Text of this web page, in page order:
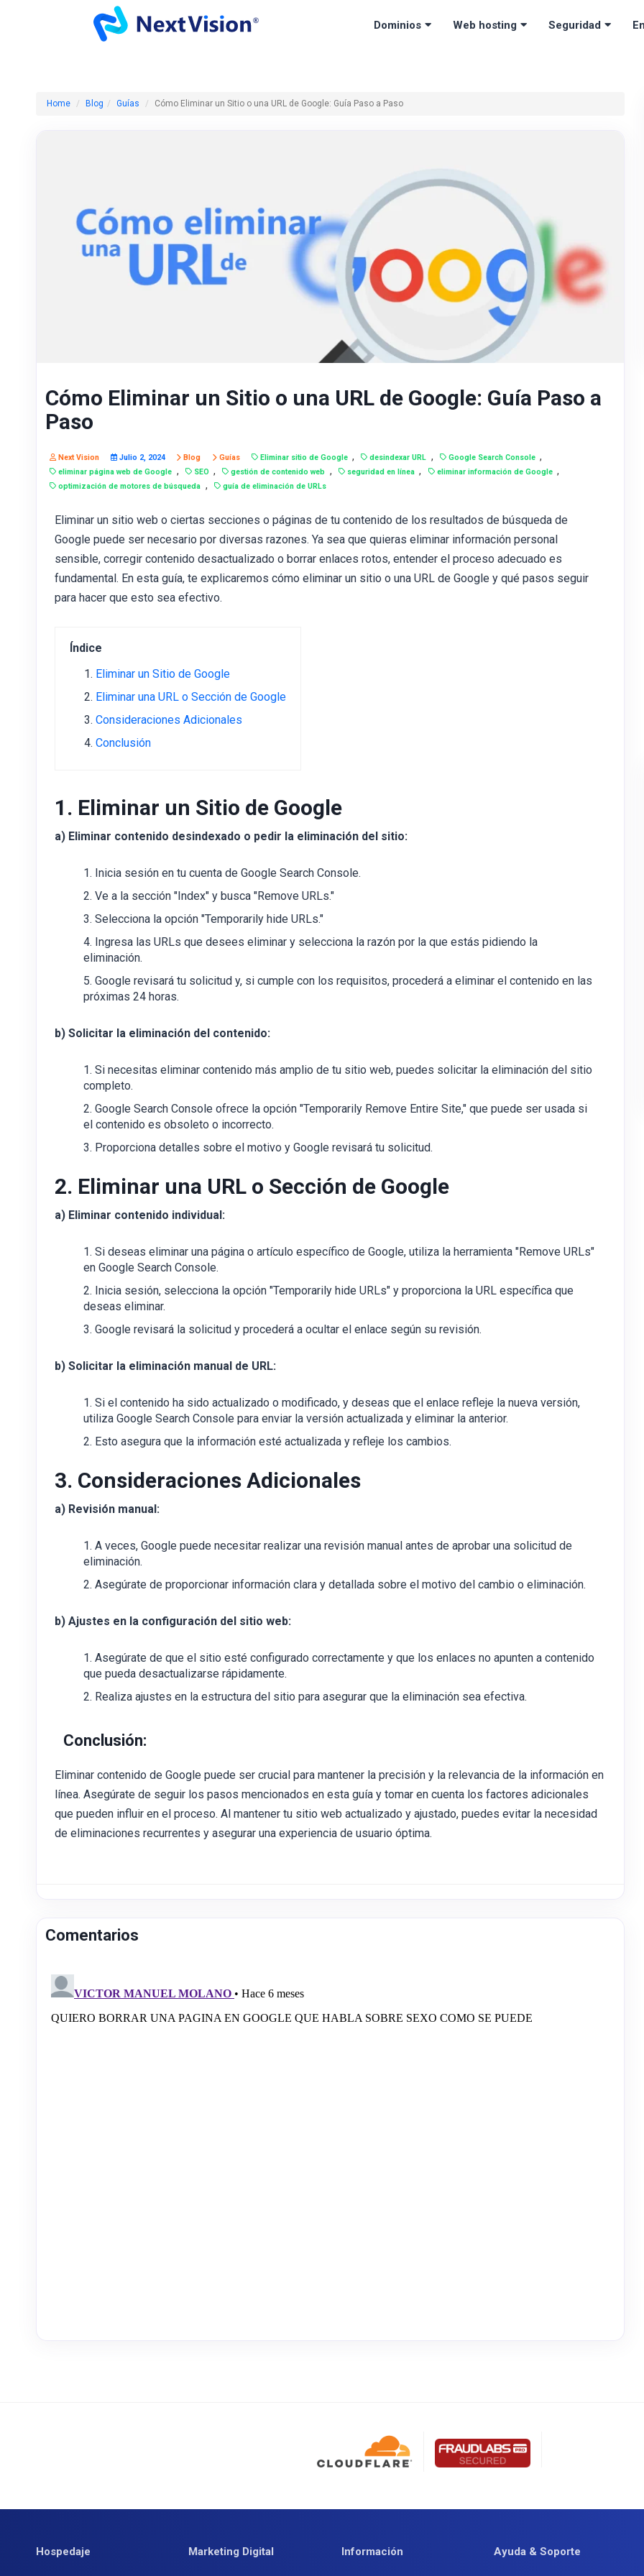
Dominios Web hosting Seguridad
Home Blog Guías Cómo Eliminar un Sitio o una URL de Google: Guía Paso a Paso
Cómo Eliminar un Sitio o una URL de Google: Guía Paso a
Paso
Next Vision Julio 2, 2024 Blog Guías Eliminar sitio de Google , desindexar URL , Google Search Console ,
eliminar página web de Google , SEO , gestión de contenido web , seguridad en línea , eliminar información de Google ,
optimización de motores de búsqueda , guía de eliminación de URLs
Eliminar un sitio web o ciertas secciones o páginas de tu contenido de los resultados de búsqueda de
Google puede ser necesario por diversas razones. Ya sea que quieras eliminar información personal
sensible, corregir contenido desactualizado o borrar enlaces rotos, entender el proceso adecuado es
fundamental. En esta guía, te explicaremos cómo eliminar un sitio o una URL de Google y qué pasos seguir
para hacer que esto sea efectivo.
Índice
Eliminar un Sitio de Google
Eliminar una URL o Sección de Google
Consideraciones Adicionales
Conclusión
1. Eliminar un Sitio de Google
a) Eliminar contenido desindexado o pedir la eliminación del sitio:
Inicia sesión en tu cuenta de Google Search Console.
Ve a la sección "Index" y busca "Remove URLs."
Selecciona la opción "Temporarily hide URLs."
Ingresa las URLs que desees eliminar y selecciona la razón por la que estás pidiendo la
eliminación.
Google revisará tu solicitud y, si cumple con los requisitos, procederá a eliminar el contenido en las
próximas 24 horas.
b) Solicitar la eliminación del contenido:
Si necesitas eliminar contenido más amplio de tu sitio web, puedes solicitar la eliminación del sitio
completo.
Google Search Console ofrece la opción "Temporarily Remove Entire Site," que puede ser usada si
el contenido es obsoleto o incorrecto.
Proporciona detalles sobre el motivo y Google revisará tu solicitud.
2. Eliminar una URL o Sección de Google
a) Eliminar contenido individual:
Si deseas eliminar una página o artículo específico de Google, utiliza la herramienta "Remove URLs"
en Google Search Console.
Inicia sesión, selecciona la opción "Temporarily hide URLs" y proporciona la URL específica que
deseas eliminar.
Google revisará la solicitud y procederá a ocultar el enlace según su revisión.
b) Solicitar la eliminación manual de URL:
Si el contenido ha sido actualizado o modificado, y deseas que el enlace refleje la nueva versión,
utiliza Google Search Console para enviar la versión actualizada y eliminar la anterior.
Esto asegura que la información esté actualizada y refleje los cambios.
3. Consideraciones Adicionales
a) Revisión manual:
A veces, Google puede necesitar realizar una revisión manual antes de aprobar una solicitud de
eliminación.
Asegúrate de proporcionar información clara y detallada sobre el motivo del cambio o eliminación.
b) Ajustes en la configuración del sitio web:
Asegúrate de que el sitio esté configurado correctamente y que los enlaces no apunten a contenido
que pueda desactualizarse rápidamente.
Realiza ajustes en la estructura del sitio para asegurar que la eliminación sea efectiva.
Conclusión:
Eliminar contenido de Google puede ser crucial para mantener la precisión y la relevancia de la información en
línea. Asegúrate de seguir los pasos mencionados en esta guía y tomar en cuenta los factores adicionales
que pueden influir en el proceso. Al mantener tu sitio web actualizado y ajustado, puedes evitar la necesidad
de eliminaciones recurrentes y asegurar una experiencia de usuario óptima.
Comentarios
Hospedaje Marketing Digital Información Ayuda & Soporte